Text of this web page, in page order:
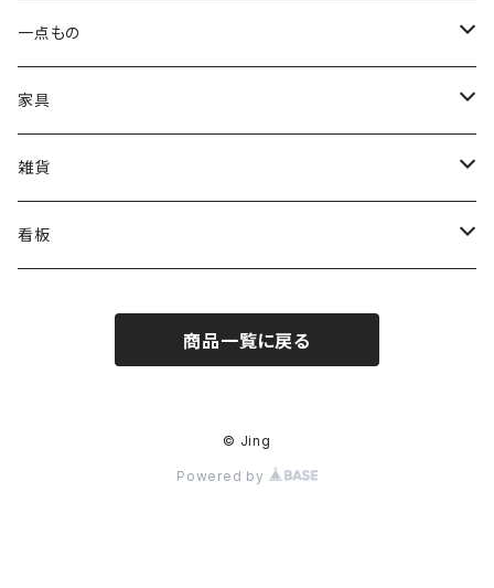
スタンダード
一点もの
卓上オブジェ
壁掛けオブジェ
家具
スツール
テーブル
雑貨
お香立て
テープカッター
看板
商品一覧に戻る
© Jing
Powered by